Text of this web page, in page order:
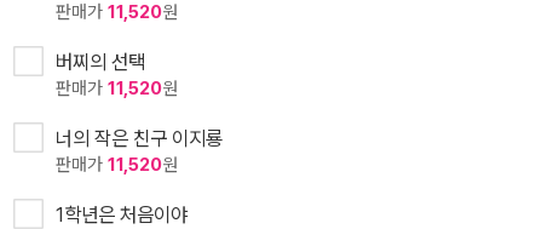
판매가 11,520원
버찌의 선택
판매가 11,520원
너의 작은 친구 이지룡
판매가 11,520원
1학년은 처음이야